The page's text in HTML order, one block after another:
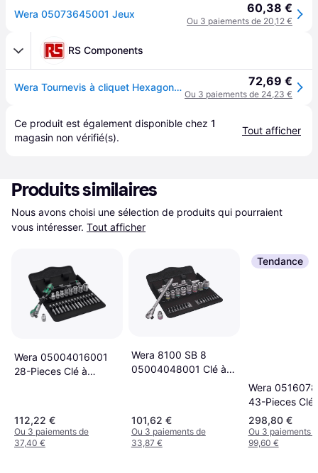
Wera 05073645001 Jeux 60,38 €
Ou 3 paiements de 20,12 €
RS Components
Wera Tournevis à cliquet Hexagonal, 1/4 in Philips, Pozidriv, Fendu, Torx, longueur 87mm 72,69 €
Ou 3 paiements de 24,23 €
Ce produit est également disponible chez 1
magasin non vérifié(s).
Tout afficher
Produits similaires
Nous avons choisi une sélection de produits qui pourraient
vous intéresser. Tout afficher
Wera 05004016001
28-Pieces Clé à
112,22 €
Ou 3 paiements de
37,40 €
Wera 8100 SB 8
05004048001 Clé à
101,62 €
Ou 3 paiements de
33,87 €
Tendance
Wera
43-Pieces Clé
cliquet
298,80 €
Ou 3 paiements
99,60 €